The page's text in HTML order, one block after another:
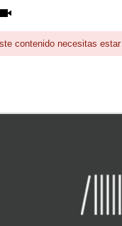
contenido necesitas